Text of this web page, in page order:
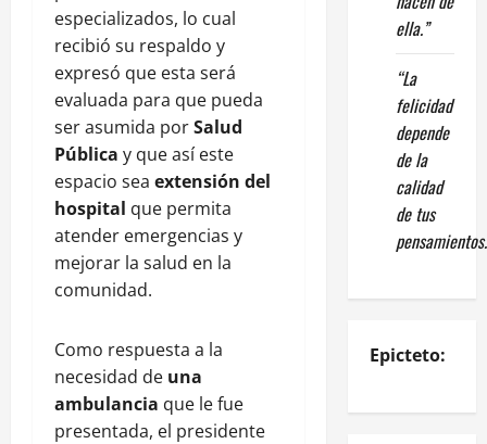
especializados, lo cual
recibió su respaldo y
expresó que esta será
evaluada para que pueda
ser asumida porSalud
Pública y que así este
espacio sea extensión del
hospital que permita
atender emergencias y
mejorar la salud en la
comunidad.
Como respuesta a la
necesidad de una
ambulancia que le fue
presentada, el presidente
ella.”
“La
felicidad
depende
de la
calidad
de tus
Epicteto: